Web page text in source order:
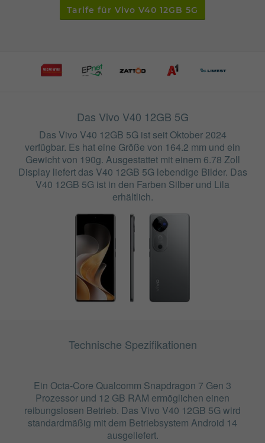
Tarife für Vivo V40 12GB 5G
Das Vivo V40 12GB 5G
Das Vivo V40 12GB 5G ist seit Oktober 2024
verfügbar. Es hat eine Größe von 164.2 mm und ein
Gewicht von 190g. Ausgestattet mit einem 6.78 Zoll
Display liefert das V40 12GB 5G lebendige Bilder. Das
V40 12GB 5G ist in den Farben Silber und Lila
erhältlich.
Technische Spezifikationen
Ein Octa-Core Qualcomm Snapdragon 7 Gen 3
Prozessor und 12 GB RAM ermöglichen einen
reibungslosen Betrieb. Das Vivo V40 12GB 5G wird
standardmäßig mit dem Betriebsystem Android 14
ausgeliefert.